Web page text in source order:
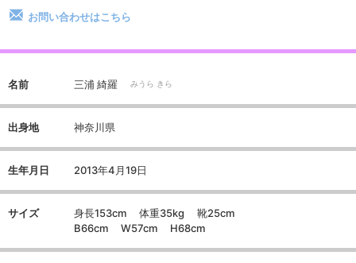
お問い合わせはこちら
名前 三浦 綺羅 みうら きら
出身地 神奈川県
生年月日 2013年4月19日
サイズ
身長153cm 体重35kg 靴25cm
B66cm W57cm H68cm